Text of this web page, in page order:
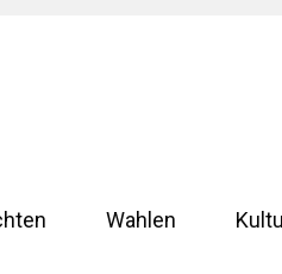
Wahlen